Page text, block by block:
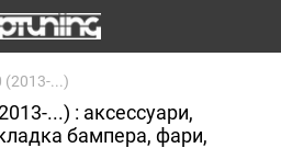
(2013-...)
...) : аксессуари,
бампера, фари,